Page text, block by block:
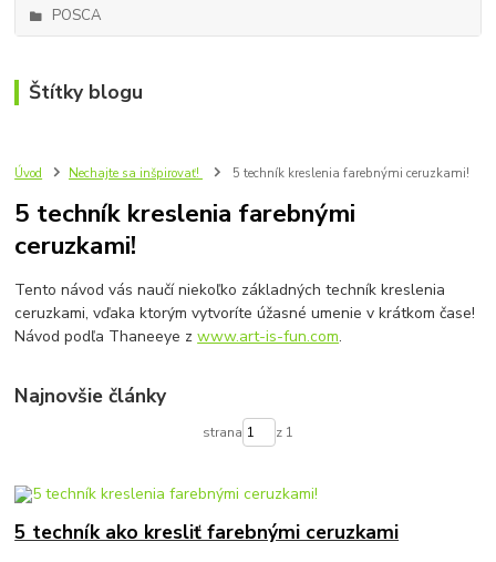
POSCA
Štítky blogu
Úvod Nechajte sa inšpirovať! 5 techník kreslenia farebnými ceruzkami!
5 techník kreslenia farebnými
ceruzkami!
Tento návod vás naučí niekoľko základných techník kreslenia
ceruzkami, vďaka ktorým vytvoríte úžasné umenie v krátkom čase!
Návod podľa Thaneeye zwww.art-is-fun.com.
Najnovšie články
strana z 1
5 techník ako kresliť farebnými ceruzkami